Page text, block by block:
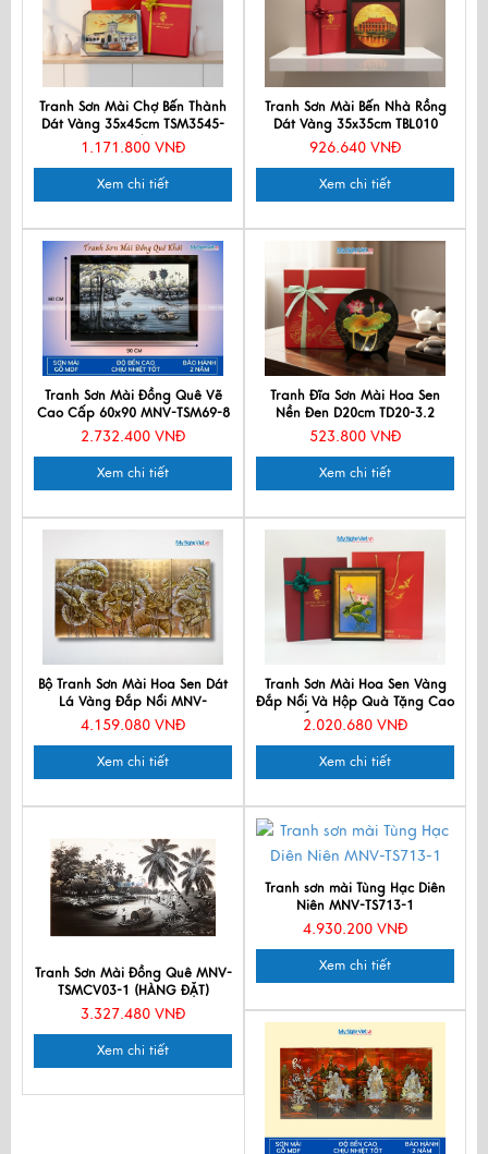
Tranh Sơn Mài Chợ Bến Thành
Dát Vàng 35x45cm TSM3545-
1.5/1
1.171.800 VNĐ
Xem chi tiết
Tranh Sơn Mài Bến Nhà Rồng
Dát Vàng 35x35cm TBL010
926.640 VNĐ
Xem chi tiết
Tranh Sơn Mài Đồng Quê Vẽ
Cao Cấp 60x90 MNV-TSM69-8
2.732.400 VNĐ
Xem chi tiết
Tranh Đĩa Sơn Mài Hoa Sen
Nền Đen D20cm TD20-3.2
523.800 VNĐ
Xem chi tiết
Bộ Tranh Sơn Mài Hoa Sen Dát
Lá Vàng Đắp Nổi MNV-
TSM36sen
4.159.080 VNĐ
Xem chi tiết
Tranh Sơn Mài Hoa Sen Vàng
Đắp Nổi Và Hộp Quà Tặng Cao
Cấp TSMDH2838-2.1
2.020.680 VNĐ
Xem chi tiết
Tranh Sơn Mài Đồng Quê MNV-
TSMCV03-1 (HÀNG ĐẶT)
3.327.480 VNĐ
Xem chi tiết
Tranh sơn mài Tùng Hạc Diên
Niên MNV-TS713-1
4.930.200 VNĐ
Xem chi tiết